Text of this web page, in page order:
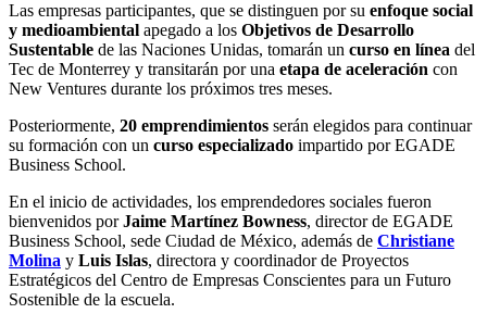
Las empresas participantes, que se distinguen por su enfoque social
y medioambiental apegado a los Objetivos de Desarrollo
Sustentable de las Naciones Unidas, tomarán un curso en línea del
Tec de Monterrey y transitarán por una etapa de aceleración con
New Ventures durante los próximos tres meses.
Posteriormente, 20 emprendimientos serán elegidos para continuar
su formación con un curso especializado impartido por EGADE
Business School.
En el inicio de actividades, los emprendedores sociales fueron
bienvenidos porJaime Martínez Bowness, director de EGADE
Business School, sede Ciudad de México, además de Christiane
Molina y Luis Islas, directora y coordinador de Proyectos
Estratégicos del Centro de Empresas Conscientes para un Futuro
Sostenible de la escuela.